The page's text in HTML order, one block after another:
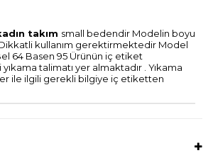
takım small bedendir Modelin boyu
kullanım gerektirmektedir Model
64 Basen 95 Ürünün iç etiket
talimatı yer almaktadır . Yıkama
ile ilgili gerekli bilgiye iç etiketten